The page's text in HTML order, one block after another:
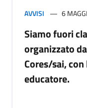
AVVISI 6
Siamo fuori
organizzato
Cores/sai,
educatore.